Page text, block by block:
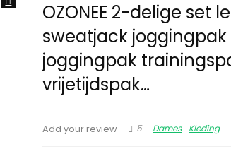
OZONEE 2-delige set
sweatjack
joggingpak
vrijetijdspak…
Add your review 5 Dames Kleding